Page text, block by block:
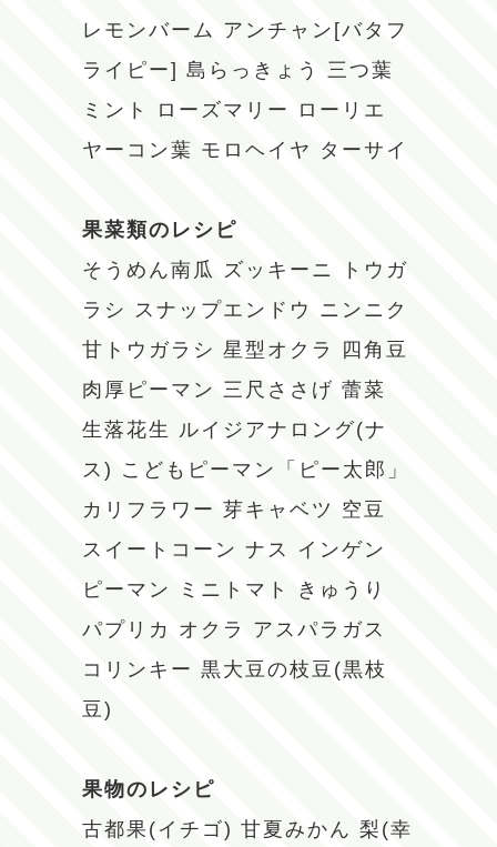
レモンバーム アンチャン[バタフ
ライピー] 島らっきょう
三つ葉
ミント
ローズマリー
ローリエ
ヤーコン葉 モロヘイヤ ターサイ
果菜類のレシピ
そうめん南瓜
ズッキーニ
トウガ
ラシ
スナップエンドウ ニンニク
甘トウガラシ 星型オクラ
四角豆
肉厚ピーマン 三尺ささげ 蕾菜
生落花生
ルイジアナロング(ナ
ス) こどもピーマン「ピー太郎」
カリフラワー 芽キャベツ 空豆
スイートコーン ナス
インゲン
ピーマン
ミニトマト
きゅうり
パプリカ オクラ
アスパラガス
コリンキー 黒大豆の枝豆(黒枝
豆)
果物のレシピ
古都果(イチゴ) 甘夏みかん 梨(幸